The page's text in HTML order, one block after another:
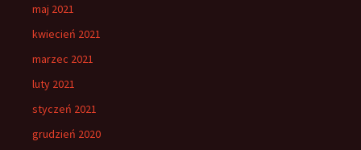
maj 2021
kwiecień 2021
marzec 2021
luty 2021
styczeń 2021
grudzień 2020